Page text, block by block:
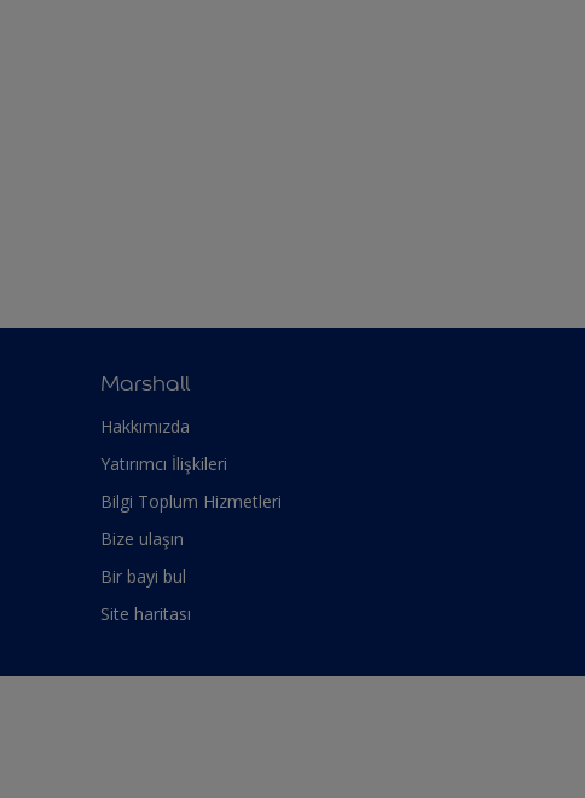
Marshall
Hakkımızda
Yatırımcı İlişkileri
Bilgi Toplum Hizmetleri
Bize ulaşın
Bir bayi bul
Site haritası